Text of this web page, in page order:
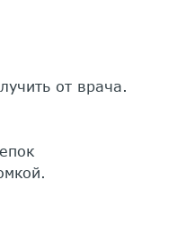
от врача.